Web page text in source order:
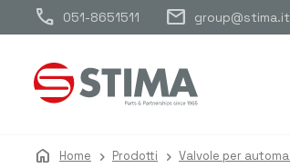
call 051-8651511 mail group@stima.it
home Home Prodotti Valvole per